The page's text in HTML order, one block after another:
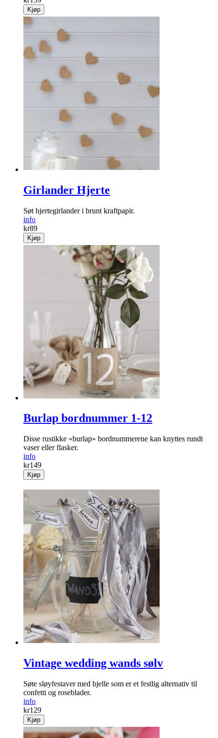
Kjøp
Girlander Hjerte
Søt hjertegirlander i brunt kraftpapir.
info
kr89
Kjøp
Burlap bordnummer 1-12
Disse rustikke «burlap» bordnummerene kan knyttes rundt
vaser eller flasker.
info
kr149
Kjøp
Vintage wedding wands sølv
Søte sløyfestaver med bjelle som er et festlig alternativ til
confetti og roseblader.
info
kr129
Kjøp